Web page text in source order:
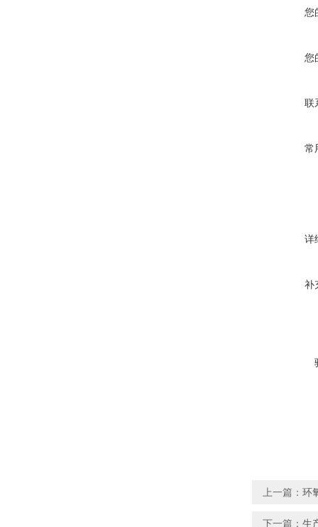
您
您
联
常
详
补
上一篇： 环
下一篇： 生